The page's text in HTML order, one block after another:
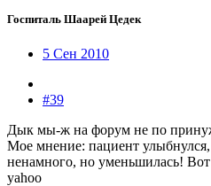
Госпиталь Шаарей Цедек
5 Сен 2010
#39
Дык мы-ж на форум не по
Мое мнение: пациент
ненамного, но уменьшилась!
yahoo